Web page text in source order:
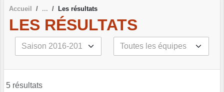
Accueil Les résultats
LES RÉSULTATS
5 résultats